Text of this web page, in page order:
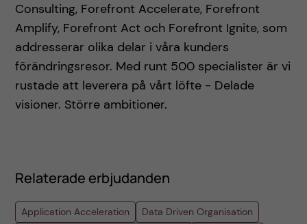
Consulting, Forefront Accelerate, Forefront
Amplify, Forefront Act och Forefront Ignite, som
addresserar olika delar i våra kunders
förändringsresor. Med runt 500 specialister är vi
rustade att leverera på vårt löfte - Delade
visioner. Större ambitioner.
Relaterade erbjudanden
Application Acceleration
Data Driven Organisation